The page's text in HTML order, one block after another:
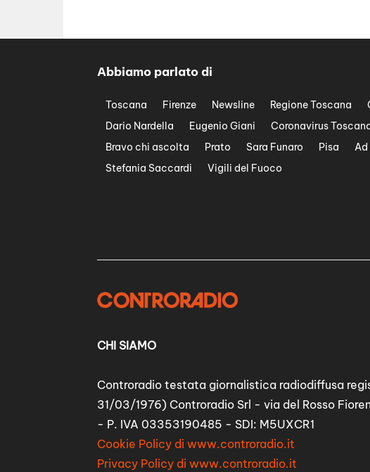
Abbiamo parlato di
Toscana Firenze Newsline Regione Toscana
Dario Nardella
Eugenio Giani Coronavirus
Bravo chi ascolta
Prato Sara Funaro Pisa Ad
Stefania Saccardi
Vigili del Fuoco
CHI SIAMO
Controradio testata giornalistica radiodiffusa
31/03/1976) Controradio Srl - via del Rosso
- P. IVA 03353190485 - SDI: M5UXCR1
Cookie Policy di www.controradio.it
Privacy Policy di www.controradio.it